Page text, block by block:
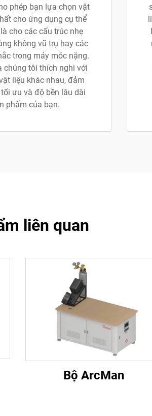
phép bạn lựa chọn vật
cho ứng dụng cụ thể
cho các cấu trúc nhẹ
không vũ trụ hay các
trong máy móc nặng.
chúng tôi thích nghi với
liệu khác nhau, đảm
ưu và độ bền lâu dài
phẩm của bạn.
liên quan
Bộ ArcMan